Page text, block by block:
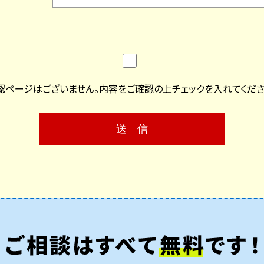
ページはございません。内容をご確認の上チェックを入れてくださ